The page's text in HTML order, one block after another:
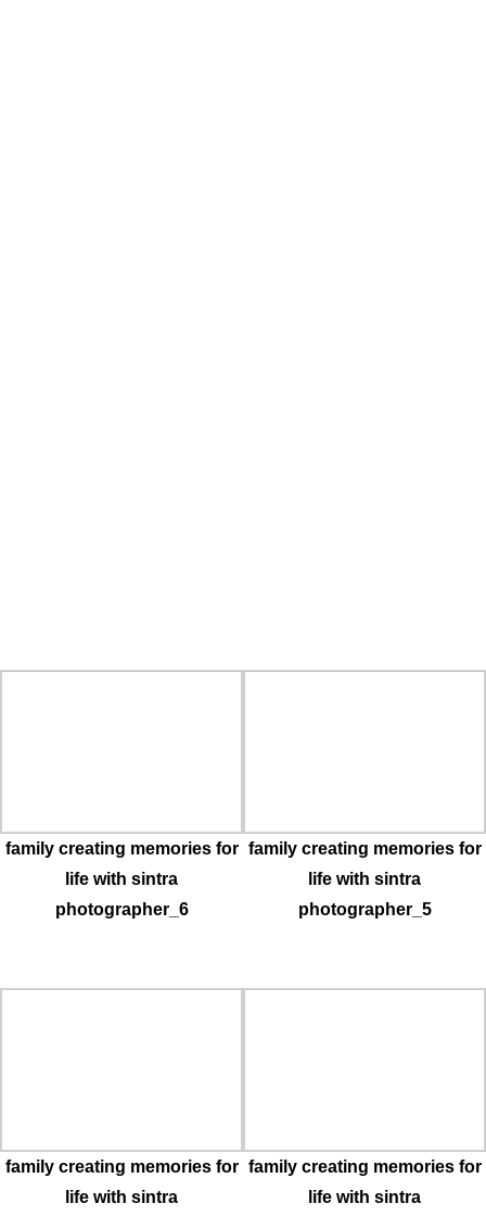
family creating memories for
life with sintra
photographer_6
family creating memories for
life with sintra
photographer_5
family creating memories for
life with sintra
family creating memories for
life with sintra